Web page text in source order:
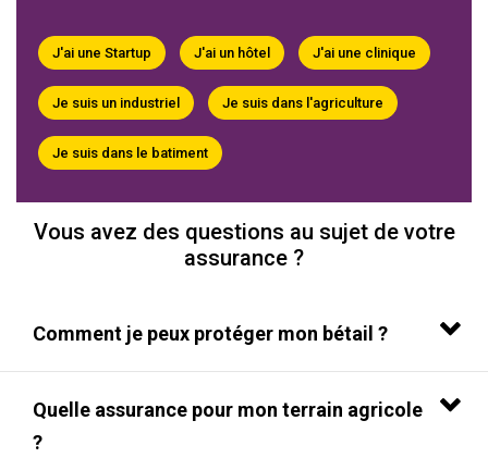
J'ai une Startup J'ai un hôtel J'ai une clinique
Je suis un industriel Je suis dans l'agriculture
Je suis dans le batiment
Vous avez des questions au sujet de votre
assurance ?
Comment je peux protéger mon bétail ?
Quelle assurance pour mon terrain agricole
?